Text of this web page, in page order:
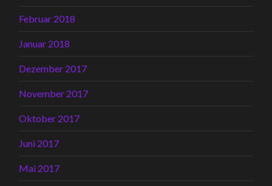
Februar 2018
Januar 2018
Dezember 2017
November 2017
Oktober 2017
Juni 2017
Mai 2017